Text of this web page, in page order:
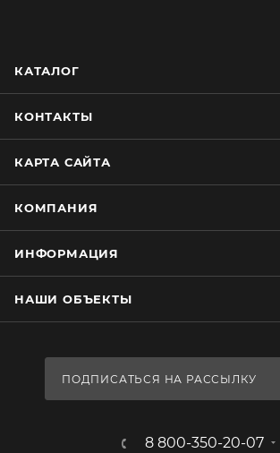
КАТАЛОГ
КОНТАКТЫ
КАРТА САЙТА
КОМПАНИЯ
ИНФОРМАЦИЯ
НАШИ ОБЪЕКТЫ
ПОДПИСАТЬСЯ НА РАССЫЛКУ
8 800-350-20-07